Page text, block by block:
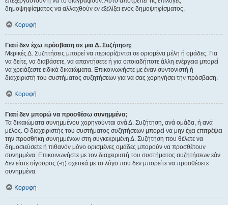
δημοψηφίσματος να αλλαχθούν εν εξελίξει ενός δημοψηφίσματος.
Κορυφή
Γιατί δεν έχω πρόσβαση σε μια Δ. Συζήτηση;
Μερικές Δ. Συζητήσεις μπορεί να περιορίζονται σε ορισμένα μέλη ή ομάδες. Για
να δείτε, να διαβάσετε, να απαντήσετε ή για οποιαδήποτε άλλη ενέργεια μπορεί
να χρειάζεστε ειδικά δικαιώματα. Επικοινωνήστε με έναν συντονιστή ή
διαχειριστή του συστήματος συζητήσεων για να σας χορηγήσει την πρόσβαση.
Κορυφή
Γιατί δεν μπορώ να προσθέσω συνημμένα;
Τα δικαιώματα συνημμένου χορηγούνται ανά Δ. Συζήτηση, ανά ομάδα, ή ανά
μέλος. Ο διαχειριστής του συστήματος συζητήσεων μπορεί να μην έχει επιτρέψει
την προσθήκη συνημμένων στη συγκεκριμένη Δ. Συζήτηση που θέλετε να
δημοσιεύσετε ή πιθανόν μόνο ορισμένες ομάδες μπορούν να προσθέτουν
συνημμένα. Επικοινωνήστε με τον διαχειριστή του συστήματος συζητήσεων εάν
δεν είστε σίγουρος (-η) σχετικά με το λόγο που δεν μπορείτε να προσθέσετε
συνημμένα.
Κορυφή